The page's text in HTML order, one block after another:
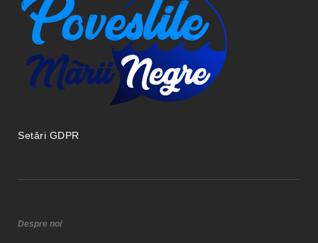
Setări GDPR
Despre noi